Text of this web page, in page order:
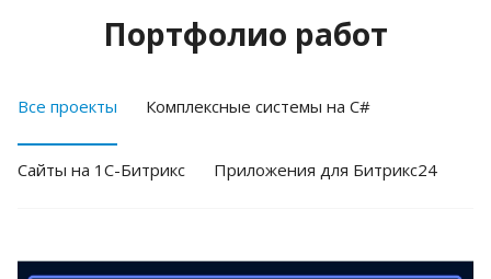
Портфолио работ
Все проекты Комплексные системы на C#
Cайты на 1С-Битрикс Приложения для Битрикс24